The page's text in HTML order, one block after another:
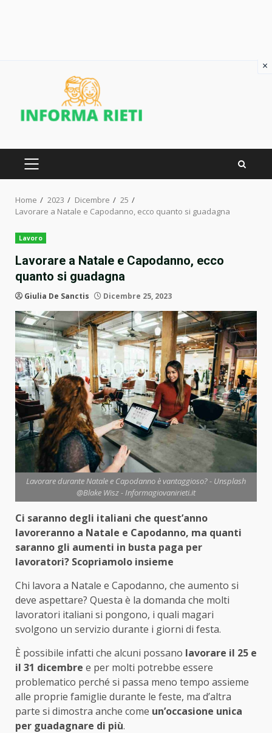
PRIMARY
Home 2023 Dicembre
25
Lavorare a Natale e Capodanno, ecco quanto si guadagna
Lavoro
Lavorare a Natale e Capodanno, ecco
quanto si guadagna
Giulia De Sanctis Dicembre 25, 2023
Lavorare durante Natale e Capodanno è vantaggioso? - Unsplash
@Blake Wisz - Informagiovanirieti.it
Ci saranno degli italiani che quest’anno
lavoreranno a Natale e Capodanno, ma quanti
saranno gli aumenti in busta paga per
lavoratori? Scopriamolo insieme
Chi lavora a Natale e Capodanno, che aumento si
deve aspettare? Questa è la domanda che molti
lavoratori italiani si pongono, i quali magari
svolgono un servizio durante i giorni di festa.
È possibile infatti che alcuni possano lavorare il 25 e
il 31 dicembre e per molti potrebbe essere
problematico perché si passa meno tempo assieme
alle proprie famiglie durante le feste, ma d’altra
parte si dimostra anche come un’occasione unica
per guadagnare di più.
×